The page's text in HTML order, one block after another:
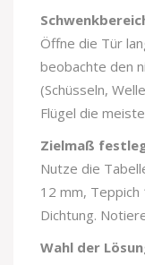
Öffne die Tür
beobachte den
(Schüsseln,
Flügel die
Zielmaß
Nutze die
12 mm, Teppich
Dichtung.
Wahl der